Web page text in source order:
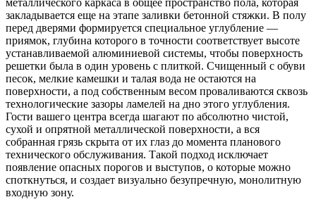
закладывается еще на этапе заливки бетонной стяжки. В полу
перед дверями формируется специальное углубление —
приямок, глубина которого в точности соответствует высоте
устанавливаемой алюминиевой системы, чтобы поверхность
решетки была в один уровень с плиткой. Счищенный с обуви
песок, мелкие камешки и талая вода не остаются на
поверхности, а под собственным весом проваливаются сквозь
технологические зазоры ламелей на дно этого углубления.
Гости вашего центра всегда шагают по абсолютно чистой,
сухой и опрятной металлической поверхности, а вся
собранная грязь скрыта от их глаз до момента планового
технического обслуживания. Такой подход исключает
появление опасных порогов и выступов, о которые можно
споткнуться, и создает визуально безупречную, монолитную
входную зону.